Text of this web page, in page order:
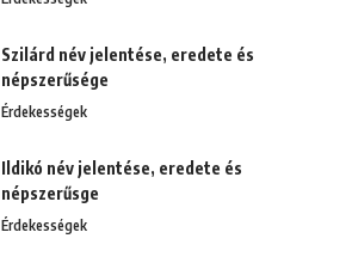
Szilárd név jelentése, eredete és
népszerűsége
Érdekességek
Ildikó név jelentése, eredete és
népszerűsge
Érdekességek